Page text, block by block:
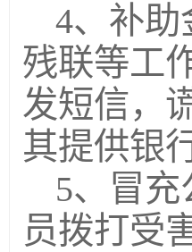
4、补
残联等工
发短信，
其提供银
5、冒
员拨打受